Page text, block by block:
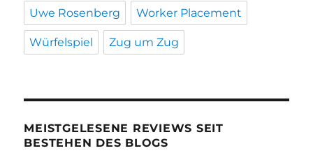
Uwe Rosenberg Worker Placement
Würfelspiel Zug um Zug
MEISTGELESENE REVIEWS SEIT
BESTEHEN DES BLOGS